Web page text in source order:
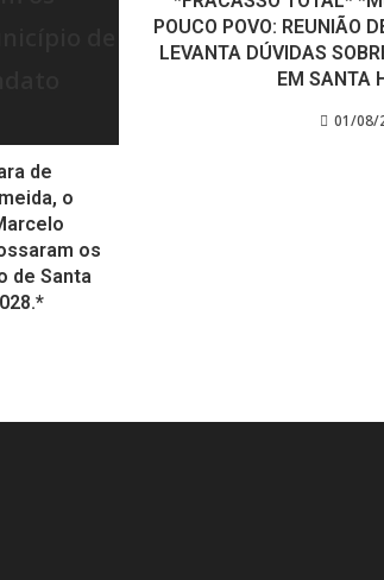
de
o
os
de Santa
POUCO POVO: REUNIÃO
LEVANTA DÚVIDAS
EM SANTA
01/08/